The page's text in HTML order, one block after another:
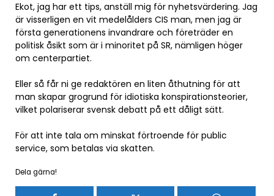
Ekot, jag har ett tips, anställ mig för nyhetsvärdering. Jag
är visserligen en vit medelålders CIS man, men jag är
första generationens invandrare och företräder en
politisk åsikt som är i minoritet på SR, nämligen höger
om centerpartiet.
Eller så får ni ge redaktören en liten åthutning för att
man skapar grogrund för idiotiska konspirationsteorier,
vilket polariserar svensk debatt på ett dåligt sätt.
För att inte tala om minskat förtroende för public
service, som betalas via skatten.
Dela gärna!